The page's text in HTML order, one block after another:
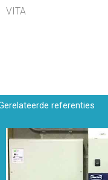
VITA
referenties